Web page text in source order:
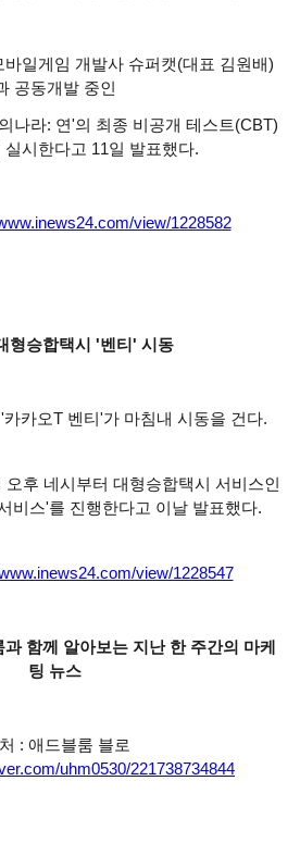
일게임 개발사 슈퍼캣(대표 김원배)
공동개발 중인
나라: 연'의 최종 비공개 테스트(CBT)
실시한다고 11일 발표했다.
view/1228582
형승합택시 '벤티' 시동
카오T 벤티'가 마침내 시동을 건다.
후 네시부터 대형승합택시 서비스인
비스'를 진행한다고 이날 발표했다.
view/1228547
함께 알아보는 지난 한 주간의 마케
팅 뉴스
: 애드블룸 블로
uhm0530/221738734844